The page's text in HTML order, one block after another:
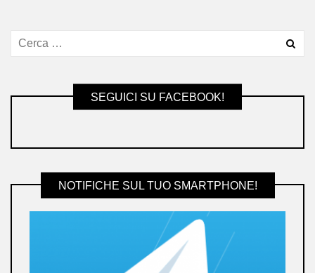
SEGUICI SU FACEBOOK!
NOTIFICHE SUL TUO SMARTPHONE!